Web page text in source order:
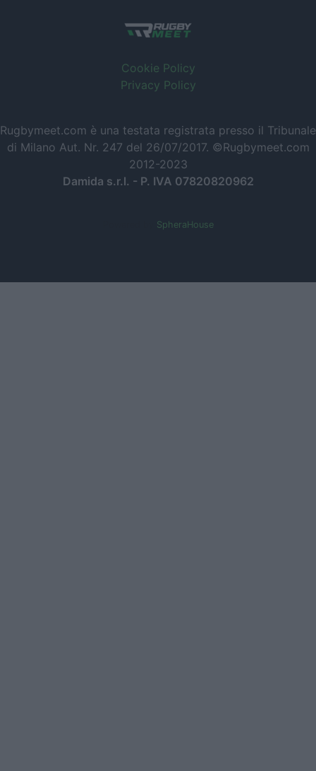
Cookie Policy
Privacy Policy
Rugbymeet.com è una testata registrata presso il Tribunale
di Milano Aut. Nr. 247 del 26/07/2017. ©Rugbymeet.com
2012-2023
Damida s.r.l. - P. IVA 07820820962
SpheraHouse